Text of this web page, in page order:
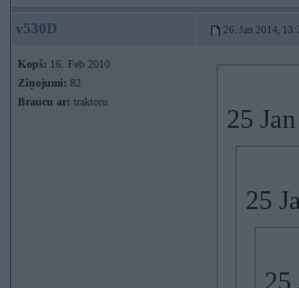
v530D 26. Jan 2014,
Kopš: 16. Feb 2010
Ziņojumi: 82
Braucu ar: traktoru
25
25
25